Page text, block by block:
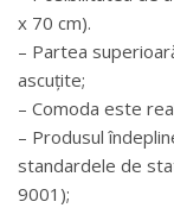
x 70 cm).
– Partea
ascuțite;
– Comoda este
– Produsul
standardele de
9001);